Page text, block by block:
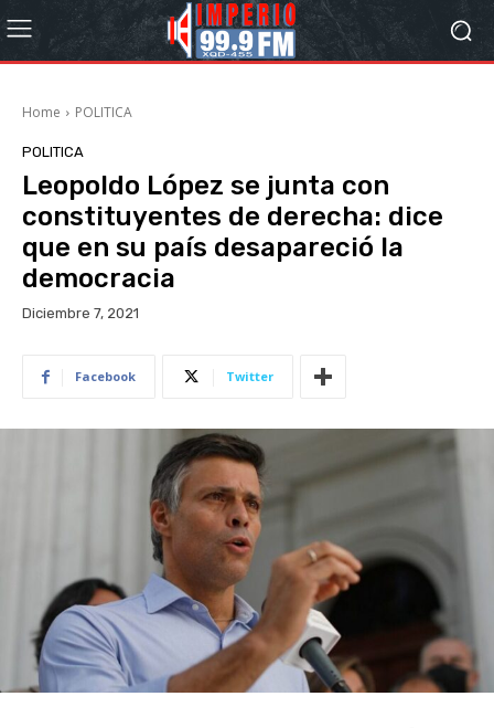
Home POLITICA
POLITICA
Leopoldo López se junta con
constituyentes de derecha: dice
que en su país desapareció la
democracia
Diciembre 7, 2021
Facebook Twitter